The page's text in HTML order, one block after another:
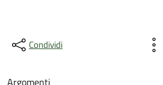
Condividi
Argomenti